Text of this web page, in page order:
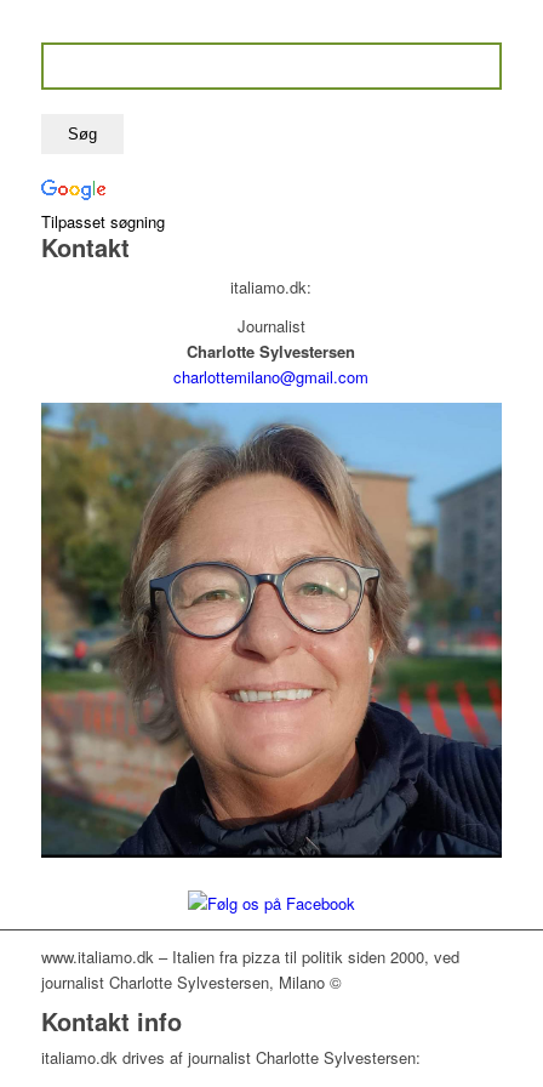
Tilpasset søgning
Kontakt
italiamo.dk:
Journalist
Charlotte Sylvestersen
charlottemilano@gmail.com
www.italiamo.dk – Italien fra pizza til politik siden 2000, ved
journalist Charlotte Sylvestersen, Milano ©
Kontakt info
italiamo.dk drives af journalist Charlotte Sylvestersen: